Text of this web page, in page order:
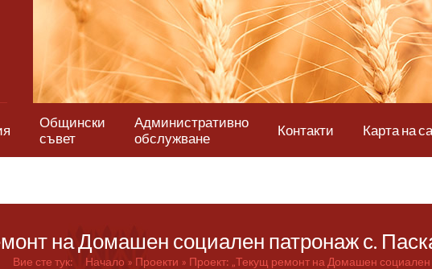
Общински
съвет
Административно
обслужване
Контакти Карта на
на Домашен социален патронаж с.
Вие сте тук: Начало Проекти Проект: „Текущ ремонт на Домашен социален